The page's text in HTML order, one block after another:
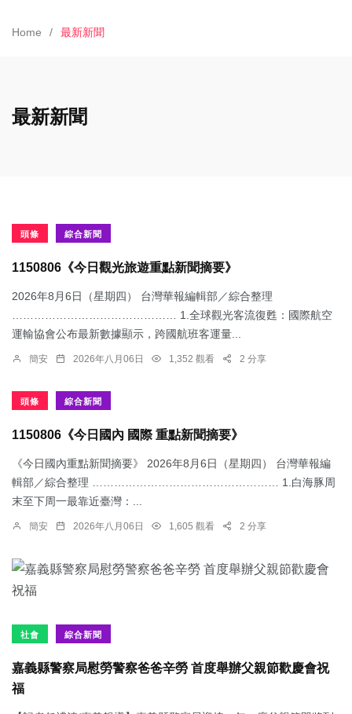
Home 最新新聞
最新新聞
頭條 綜合新聞
1150806《今日觀光旅遊重點新聞摘要》
2026年8月6日（星期四） 台灣華報編輯部／綜合整理
……………………………………… 1.​全球觀光客流復甦：國際航空
運輸協會公布最新數據顯示，跨國航班客運量...
簡安 2026年八月06日 1,352 觀看 2 分享
頭條 綜合新聞
1150806《今日國內 國際 重點新聞摘要》
《今日國內重點新聞摘要》 2026年8月6日（星期四） 台灣華報編
輯部／綜合整理 …………………………………………… 1.​白海豚周
末至下周一最靠近臺灣：...
簡安 2026年八月06日 1,605 觀看 2 分享
社會 綜合新聞
嘉義縣警察局慰勞警察爸爸辛勞 首度舉辦父親節歡慶會祝
福